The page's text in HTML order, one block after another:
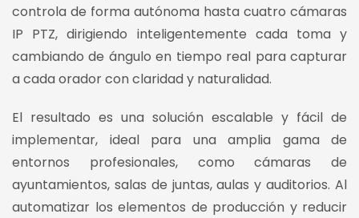
controla de forma autónoma hasta cuatro cámaras
IP PTZ, dirigiendo inteligentemente cada toma y
cambiando de ángulo en tiempo real para capturar
a cada orador con claridad y naturalidad.
El resultado es una solución escalable y fácil de
implementar, ideal para una amplia gama de
entornos profesionales, como cámaras de
ayuntamientos, salas de juntas, aulas y auditorios. Al
automatizar los elementos de producción y reducir